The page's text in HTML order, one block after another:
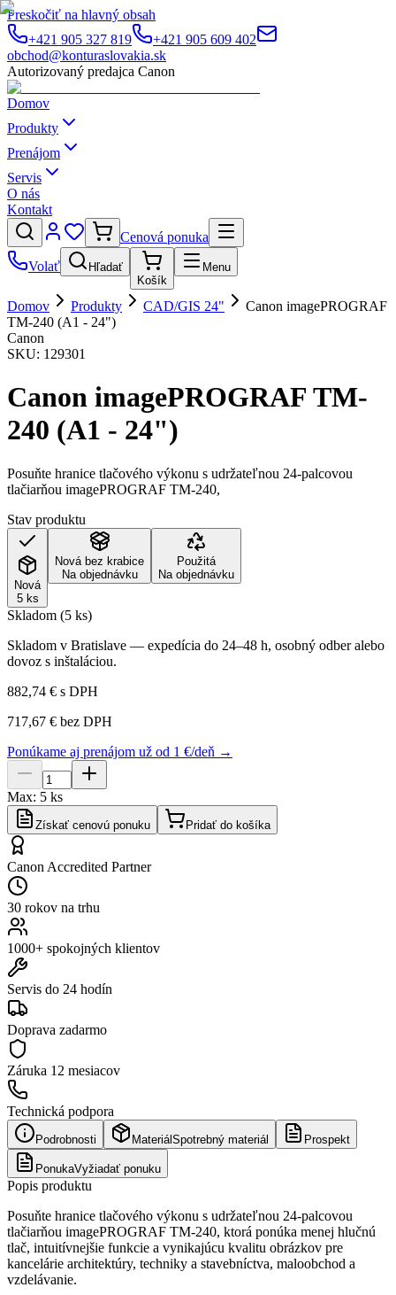
Preskočiť na hlavný obsah
+421 905 327 819
+421 905 609 402
obchod@konturaslovakia.sk
Autorizovaný predajca Canon
Domov
Produkty
Prenájom
Servis
O nás
Kontakt
Cenová ponuka
Volať
Hľadať
Košík
Menu
Domov Produkty CAD/GIS 24"
Canon imagePROGRAF
TM-240 (A1 - 24")
Canon
SKU: 129301
Canon imagePROGRAF TM-
240 (A1 - 24")
Posuňte hranice tlačového výkonu s udržateľnou 24-palcovou
tlačiarňou imagePROGRAF TM-240,
Stav produktu
Nová
5 ks
Nová bez krabice
Na objednávku
Použitá
Na objednávku
Skladom (5 ks)
Skladom v Bratislave — expedícia do 24–48 h, osobný odber alebo
dovoz s inštaláciou.
882,74 € s DPH
717,67 € bez DPH
Ponúkame aj prenájom už od 1 €/deň →
Max: 5 ks
Získať cenovú ponuku Pridať do košíka
Canon Accredited Partner
30 rokov na trhu
1000+ spokojných klientov
Servis do 24 hodín
Doprava zadarmo
Záruka 12 mesiacov
Technická podpora
Podrobnosti Materiál Spotrebný materiál Prospekt
PonukaVyžiadať ponuku
Popis produktu
Posuňte hranice tlačového výkonu s udržateľnou 24-palcovou
tlačiarňou imagePROGRAF TM-240, ktorá ponúka menej hlučnú
tlač, intuitívnejšie funkcie a vynikajúcu kvalitu obrázkov pre
kancelárie architektúry, techniky a stavebníctva, maloobchod a
vzdelávanie.